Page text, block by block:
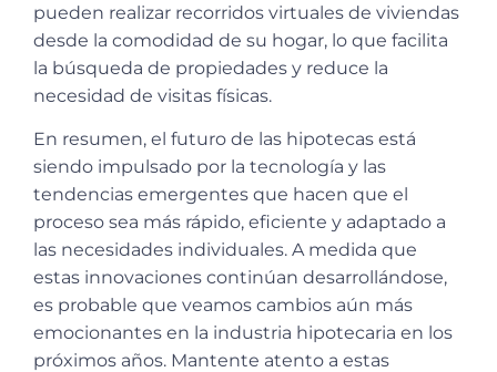
pueden realizar recorridos virtuales de viviendas
desde la comodidad de su hogar, lo que facilita
la búsqueda de propiedades y reduce la
necesidad de visitas físicas.
En resumen, el futuro de las hipotecas está
siendo impulsado por la tecnología y las
tendencias emergentes que hacen que el
proceso sea más rápido, eficiente y adaptado a
las necesidades individuales. A medida que
estas innovaciones continúan desarrollándose,
es probable que veamos cambios aún más
emocionantes en la industria hipotecaria en los
próximos años. Mantente atento a estas